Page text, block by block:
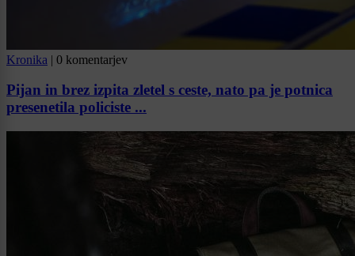
Kronika | 0 komentarjev
Pijan in brez izpita zletel s ceste, nato pa je potnica
presenetila policiste ...